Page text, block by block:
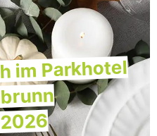
im Parkhotel